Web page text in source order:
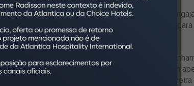
pensadas para convidar os hóspedes a se
e reutilizar indicam o caminho de reflexão
de todos.
nos traz muito orgulho. Antes da pandemia, já
acelerou esse processo. Percebemos um
pelos nossos fornecedores, justamente da